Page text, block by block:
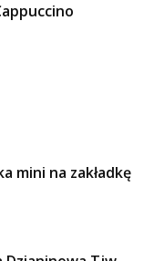
mini na zakładkę